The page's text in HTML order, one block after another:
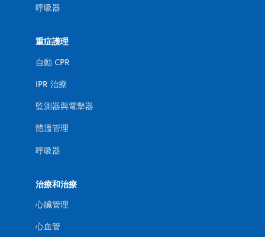
呼吸器
重症護理
自動 CPR
IPR 治療
監測器與電擊器
體溫管理
呼吸器
治療和治療
心臟管理
心血管